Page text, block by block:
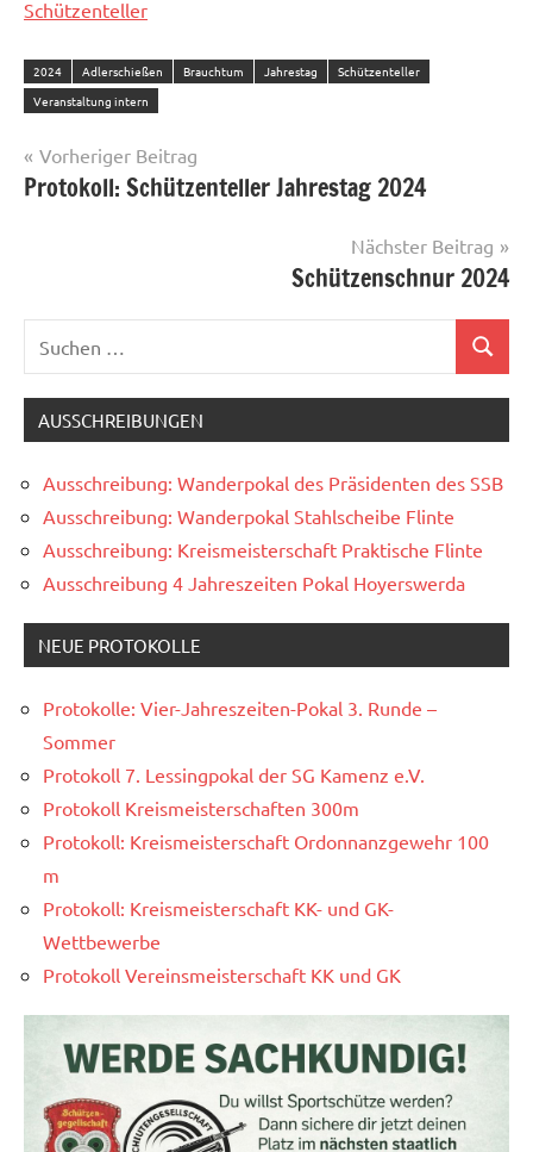
Schützenteller
2024 Adlerschießen Brauchtum Jahrestag
Schützenteller
Veranstaltung intern
Beitragsnavigation
Vorheriger Beitrag
Protokoll: Schützenteller Jahrestag 2024
Nächster Beitrag
Schützenschnur 2024
nach:
Suchen
AUSSCHREIBUNGEN
Ausschreibung: Wanderpokal des Präsidenten des SSB
Ausschreibung: Wanderpokal Stahlscheibe Flinte
Ausschreibung: Kreismeisterschaft Praktische Flinte
Ausschreibung 4 Jahreszeiten Pokal Hoyerswerda
NEUE PROTOKOLLE
Protokolle: Vier-Jahreszeiten-Pokal 3. Runde –
Sommer
Protokoll 7. Lessingpokal der SG Kamenz e.V.
Protokoll Kreismeisterschaften 300m
Protokoll: Kreismeisterschaft Ordonnanzgewehr 100
m
Protokoll: Kreismeisterschaft KK- und GK-
Wettbewerbe
Protokoll Vereinsmeisterschaft KK und GK